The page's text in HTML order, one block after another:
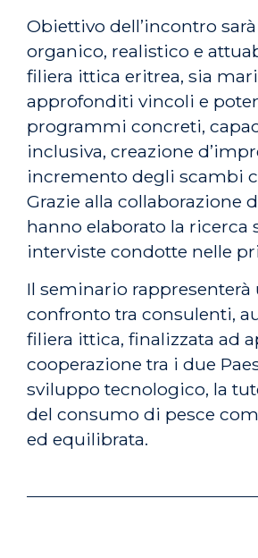
Obiettivo dell’incontro
organico, realistico e
filiera ittica eritrea, sia
approfonditi vincoli e
programmi concreti,
inclusiva, creazione
incremento degli scambi
Grazie alla collaborazione
hanno elaborato la ricerca
interviste condotte nelle
Il seminario
confronto tra consulenti,
filiera ittica, finalizzata ad
cooperazione tra i due
sviluppo tecnologico, la
del consumo di pesce
ed equilibrata.